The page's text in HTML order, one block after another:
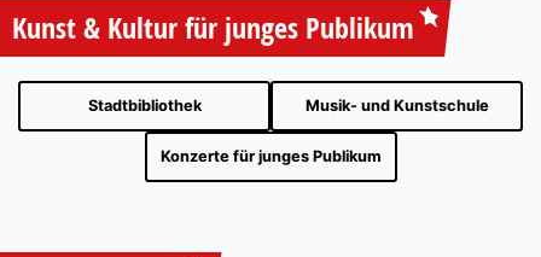
Kunst & Kultur für junges Publikum
Stadtbibliothek Musik- und Kunstschule
Konzerte für junges Publikum